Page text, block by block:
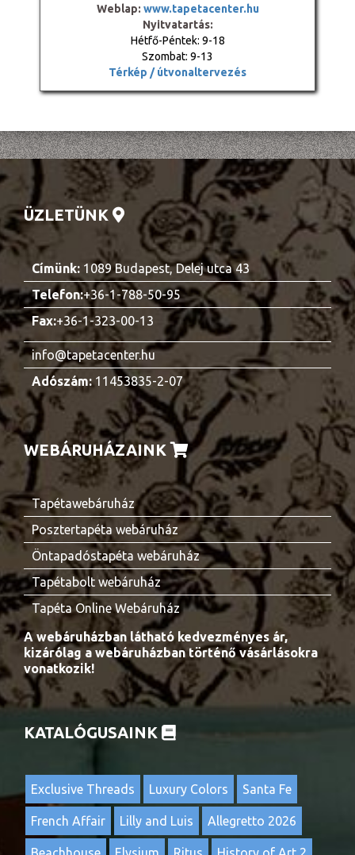
Weblap: www.tapetacenter.hu
Nyitvatartás:
Hétfő-Péntek: 9-18
Szombat: 9-13
Térkép / útvonaltervezés
ÜZLETÜNK
Címünk: 1089 Budapest, Delej utca 43
Telefon:+36-1-788-50-95
Fax:+36-1-323-00-13
info@tapetacenter.hu
Adószám:11453835-2-07
WEBÁRUHÁZAINK
Tapétawebáruház
Posztertapéta webáruház
Öntapadóstapéta webáruház
Tapétabolt webáruház
Tapéta Online Webáruház
A webáruházban látható kedvezményes ár,
kizárólag a webáruházban történő vásárlásokra
vonatkozik!
KATALÓGUSAINK
Exclusive Threads Luxury Colors Santa Fe
French Affair Lilly and Luis Allegretto 2026